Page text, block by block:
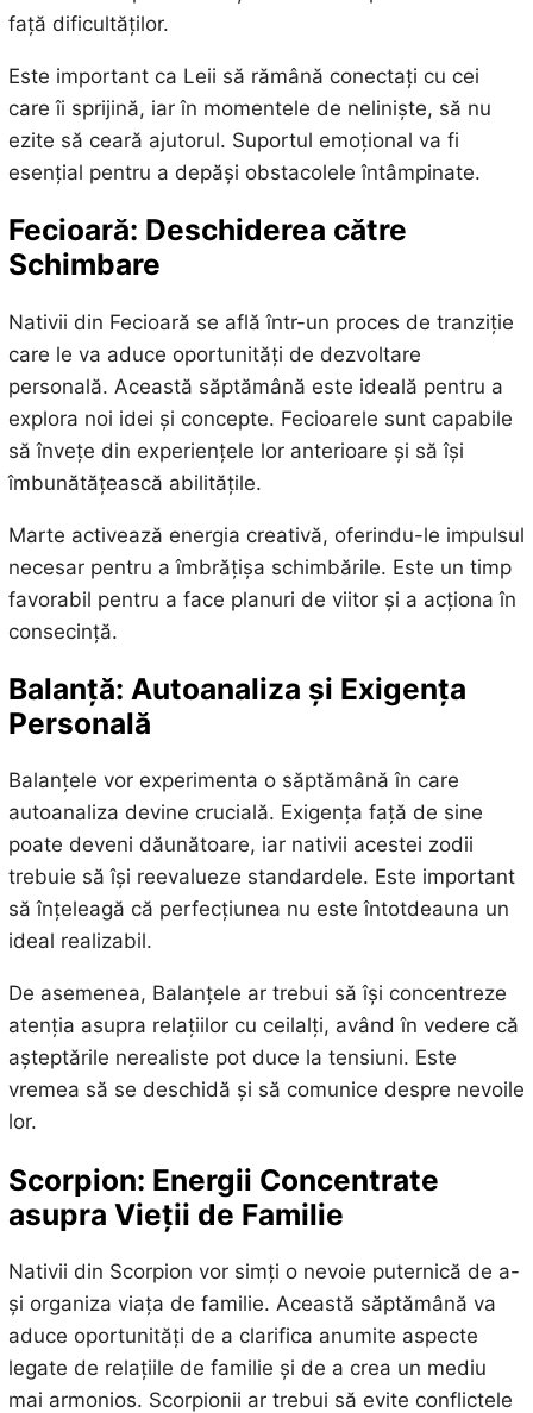
față dificultăților.
Este important ca Leii să rămână conectați cu cei
care îi sprijină, iar în momentele de neliniște, să nu
ezite să ceară ajutorul. Suportul emoțional va fi
esențial pentru a depăși obstacolele întâmpinate.
Fecioară: Deschiderea către
Schimbare
Nativii din Fecioară se află într-un proces de tranziție
care le va aduce oportunități de dezvoltare
personală. Această săptămână este ideală pentru a
explora noi idei și concepte. Fecioarele sunt capabile
să învețe din experiențele lor anterioare și să își
îmbunătățească abilitățile.
Marte activează energia creativă, oferindu-le impulsul
necesar pentru a îmbrățișa schimbările. Este un timp
favorabil pentru a face planuri de viitor și a acționa în
consecință.
Balanță: Autoanaliza și Exigența
Personală
Balanțele vor experimenta o săptămână în care
autoanaliza devine crucială. Exigența față de sine
poate deveni dăunătoare, iar nativii acestei zodii
trebuie să își reevalueze standardele. Este important
să înțeleagă că perfecțiunea nu este întotdeauna un
ideal realizabil.
De asemenea, Balanțele ar trebui să își concentreze
atenția asupra relațiilor cu ceilalți, având în vedere că
așteptările nerealiste pot duce la tensiuni. Este
vremea să se deschidă și să comunice despre nevoile
lor.
Scorpion: Energii Concentrate
asupra Vieții de Familie
Nativii din Scorpion vor simți o nevoie puternică de a-
și organiza viața de familie. Această săptămână va
aduce oportunități de a clarifica anumite aspecte
legate de relațiile de familie și de a crea un mediu
mai armonios. Scorpionii ar trebui să evite conflictele